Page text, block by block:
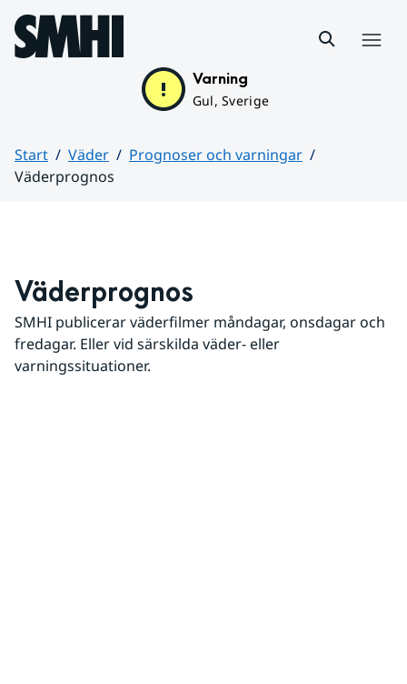
Hoppa till sidans innehåll
Varning
Gul, Sverige
Start Väder
Prognoser och varningar
Väderprognos
Väderprognos
SMHI publicerar väderfilmer måndagar, onsdagar och
fredagar. Eller vid särskilda väder- eller
varningssituationer.